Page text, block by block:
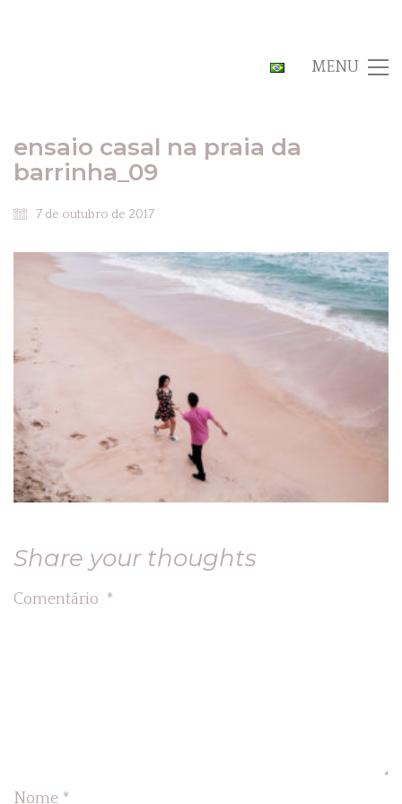
MENU
ensaio casal na praia da
barrinha_09
7 de outubro de 2017
Share your thoughts
Comentário *
Nome *